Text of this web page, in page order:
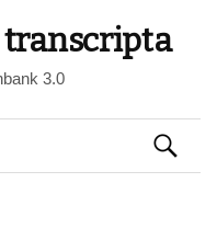
transcripta
3.0
Suchen
nach: